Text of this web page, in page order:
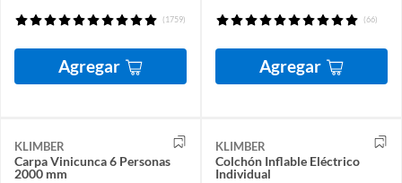
(1759)
Agregar
(66)
Agregar
KLIMBER
Carpa Vinicunca 6 Personas
2000 mm
KLIMBER
Colchón Inflable Eléctrico
Individual